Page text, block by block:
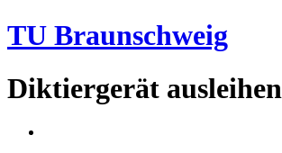
TU Braunschweig
Diktiergerät ausleihen